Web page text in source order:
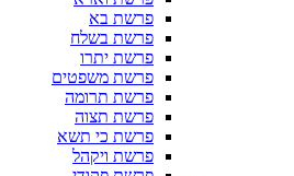
פרשת בא
פרשת בשלח
פרשת יתרו
פרשת משפטים
פרשת תרומה
פרשת תצוה
פרשת כי תשא
פרשת ויקהל